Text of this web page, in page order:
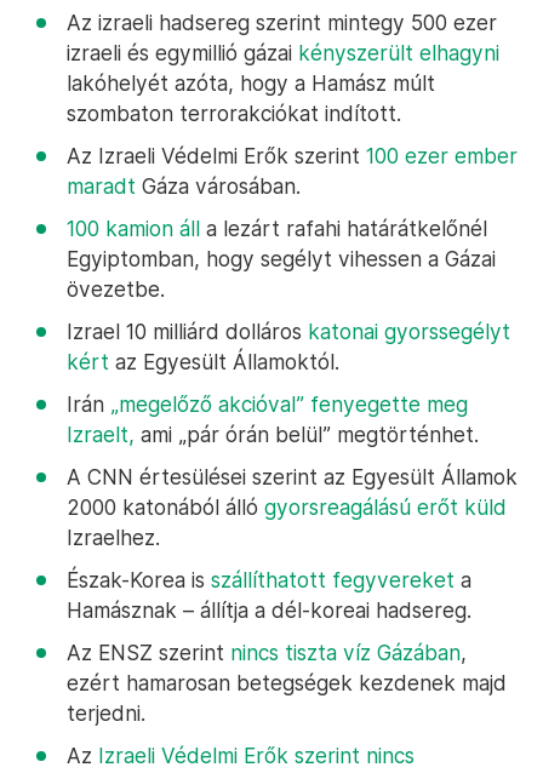
Az izraeli hadsereg szerint mintegy 500 ezer
izraeli és egymillió gázai kényszerült elhagyni
lakóhelyét azóta, hogy a Hamász múlt
szombaton terrorakciókat indított.
Az Izraeli Védelmi Erők szerint 100 ezer ember
maradt Gáza városában.
100 kamion áll a lezárt rafahi határátkelőnél
Egyiptomban, hogy segélyt vihessen a Gázai
övezetbe.
Izrael 10 milliárd dolláros katonai gyorssegélyt
kért az Egyesült Államoktól.
Irán „megelőző akcióval” fenyegette meg
Izraelt, ami „pár órán belül” megtörténhet.
A CNN értesülései szerint az Egyesült Államok
2000 katonából álló gyorsreagálású erőt küld
Izraelhez.
Észak-Korea is szállíthatott fegyvereket a
Hamásznak – állítja a dél-koreai hadsereg.
Az ENSZ szerint nincs tiszta víz Gázában,
ezért hamarosan betegségek kezdenek majd
terjedni.
Az Izraeli Védelmi Erők szerint nincs